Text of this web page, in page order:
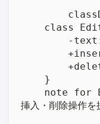
class
-
    }
note for